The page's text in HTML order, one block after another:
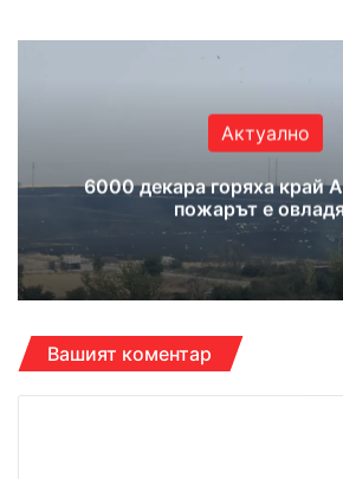
Актуално
6000 декара горяха край
пожарът е
Вашият коментар